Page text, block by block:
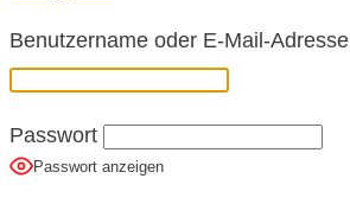
Benutzername oder E-Mail-Adresse
Passwort
Passwort anzeigen